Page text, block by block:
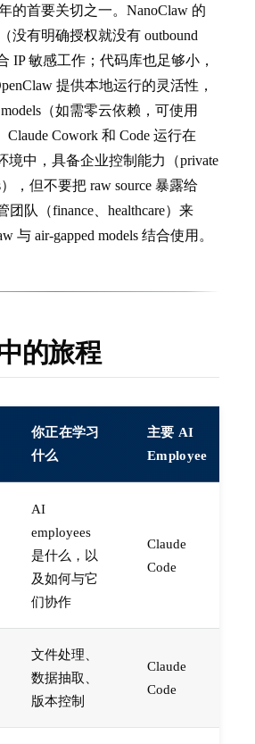
的首要关切之一。NanoClaw 的
（没有明确授权就没有 outbound
IP 敏感工作；代码库也足够小，
提供本地运行的灵活性，
（如需零云依赖，可使用
Claude Cowork 和 Code 运行在
境中，具备企业控制能力（private
，但不要把 raw source 暴露给
团队（finance、healthcare）来
与 air-gapped models 结合使用。
的旅程
你正在学习
什么
主要 AI
Employee
AI
employees
是什么，以
及如何与它
们协作
Claude
Code
文件处理、
数据抽取、
版本控制
Claude
Code